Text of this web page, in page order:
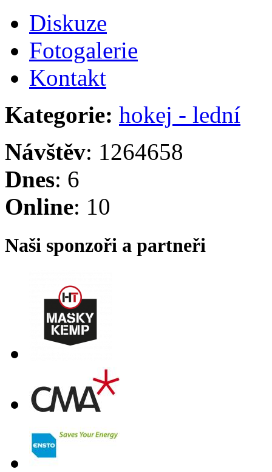
Diskuze
Fotogalerie
Kontakt
Kategorie: hokej - lední
Návštěv: 1264658
Dnes: 6
Online: 10
Naši sponzoři a partneři